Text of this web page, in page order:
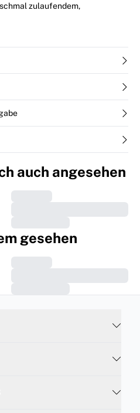
zulaufendem,
auch angesehen
gesehen